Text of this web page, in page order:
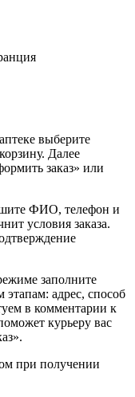
выберите
Далее
заказ» или
ФИО, телефон и
условия заказа.
заполните
адрес, способ
в комментарии к
курьеру вас
при получении